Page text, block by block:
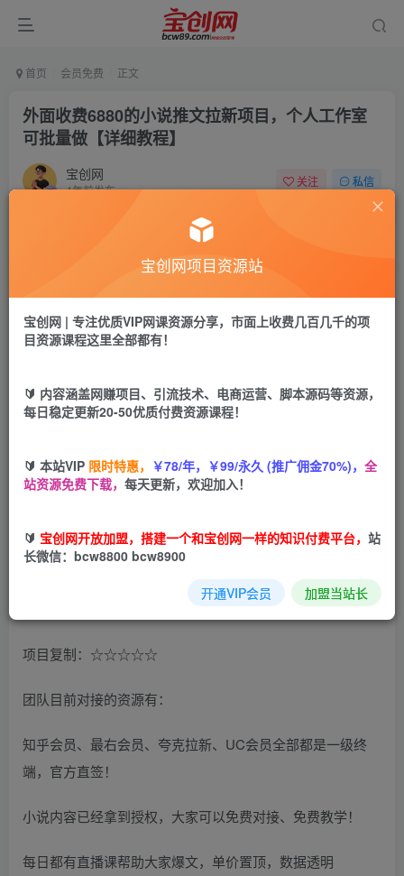
首页 会员免费 正文
外面收费6880的小说推文拉新项目，个人工作室
可批量做【详细教程】
宝创网
4年前发布
关注 私信
宝币9.9 宝币 19.9
立即购买
操盘难度：☆
项目复制：☆☆☆☆☆
团队目前对接的资源有：
知乎会员、最右会员、夸克拉新、UC会员全部都是一级终
端，官方直签！
小说内容已经拿到授权，大家可以免费对接、免费教学！
每日都有直播课帮助大家爆文，单价置顶，数据透明
宝创网项目资源站
宝创网 | 专注优质VIP网课资源分享，市面上收费几百几千的项
目资源课程这里全部都有！
🔰 内容涵盖网赚项目、引流技术、电商运营、脚本源码等资源，
每日稳定更新20-50优质付费资源课程！
🔰 本站VIP 限时特惠， ￥78/年，￥99/永久 (推广佣金70%)， 全
站资源免费下载， 每天更新，欢迎加入！
🔰 宝创网开放加盟，搭建一个和宝创网一样的知识付费平台， 站
长微信：bcw8800 bcw8900
开通VIP会员 加盟当站长